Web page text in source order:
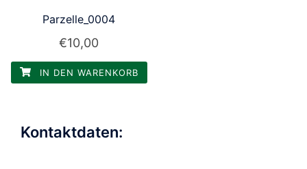
Parzelle_0004
€10,00
IN DEN WARENKORB
Kontaktdaten: